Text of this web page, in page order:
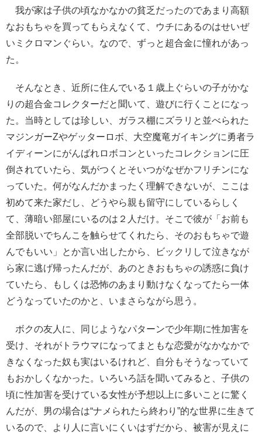
我が家は子供の頃なかなかの貧乏だったのであまり高額
なおもちゃを買ってもらえなくて、ウチにあるのはせいぜ
いミクロマンぐらい。なので、ずっと超合金に憧れがあっ
た。
そんなとき、近所に住んでいる１歳上ぐらいの子がかな
りの超合金コレクターだと聞いて、遊びに行くことになっ
た。当時としては珍しい、ガラス棚にズラリと並べられた
マジンガーZやゲッターロボ、大空魔竜ガイキングに勇者ラ
イディーンにがんばれロボコンといったコレクションに圧
倒されていたら、気がつくとそいつがなぜかフリチンにな
っていた。何がなんだかまったく理解できないが、ここは
初めて来た家だし、どうやら親も留守にしているらしく
て、薄暗い部屋にいるのは２人だけ。そこで彼が「お前も
全部脱いでちんこを触らせてくれたら、そのおもちゃで遊
んでもいい」とか言い出したから、ビックリして泣きなが
ら家に逃げ帰ったんだが、あのときおもちゃの誘惑に負け
ていたら、もしくは恐怖のあまり動けなくなってたら一体
どうなっていたのかと、いまさらながら思う。
ボクの友人に、同じようなパターンで少年期に性加害を
受け、それがトラウマになってまともな恋愛がなかなかで
きなくなった奴も実はいるけれど、自分もそうなっていて
もおかしくなかった。いろいろ話を聞いてみると、子供の
頃に性加害を受けている女性が予想以上に多いことに驚く
んだが、男の場合は“ナメられたら終わり”的な世界に生きて
いるので、より人に言いにくいはずだから、被害が見えに